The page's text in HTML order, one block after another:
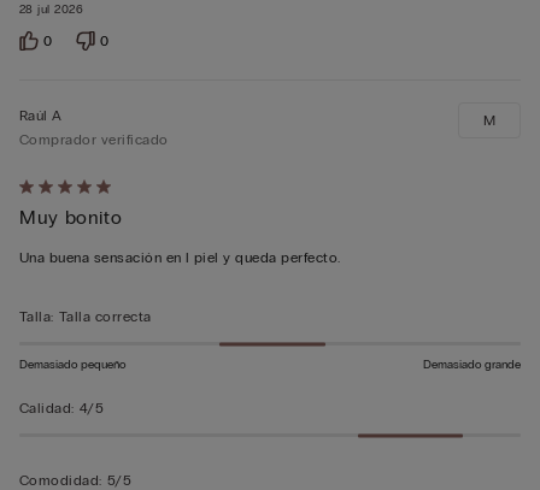
28 jul 2026
0 0
Calificación
de
5
5
Raúl A
Comprador verificado
Muy bonito
Una buena sensación en l piel y queda perfecto.
M
Talla: Talla correcta
Demasiado pequeño Demasiado grande
Calidad: 4/5
Comodidad: 5/5